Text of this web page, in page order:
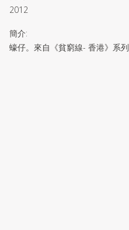
2012
簡介:
蠔仔。來自《貧窮線- 香港》系列